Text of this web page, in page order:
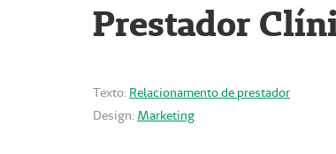
Prestador
Texto: Relacionamento de prestador
Design: Marketing